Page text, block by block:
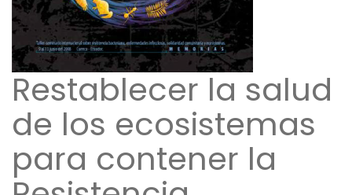
Restablecer la salud
de los ecosistemas
para contener la